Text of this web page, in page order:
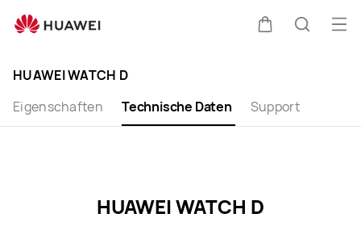
WATCH
Specification
HUAWEI WATCH D
Eigenschaften
Technische Daten Support
HUAWEI WATCH D